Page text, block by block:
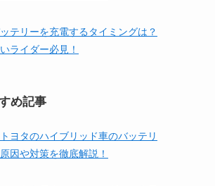
テリーを充電するタイミングは？
ライダー必見！
め記事
トヨタのハイブリッド車のバッテリ
因や対策を徹底解説！